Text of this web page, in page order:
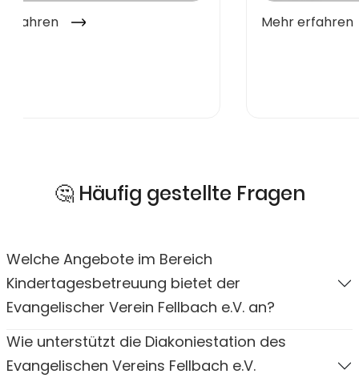
🤔 Häufig gestellte Fragen
Welche Angebote im Bereich
Kindertagesbetreuung bietet der
Evangelischer Verein Fellbach e.V. an?
Wie unterstützt die Diakoniestation des
Evangelischen Vereins Fellbach e.V.